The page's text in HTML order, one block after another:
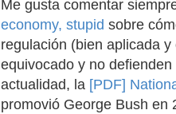
Me gusta comentar
economy, stupid sobre
regulación (bien aplicada
equivocado y no
actualidad, la [PDF]
promovió George Bush en